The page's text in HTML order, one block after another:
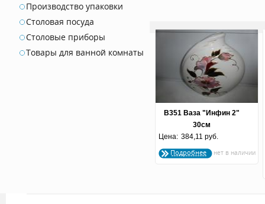
Производство упаковки
Столовая посуда
Столовые приборы
Товары для ванной комнаты
В351 Ваза "Инфин 2"
30см
Цена: 384,11 руб.
Подробнее